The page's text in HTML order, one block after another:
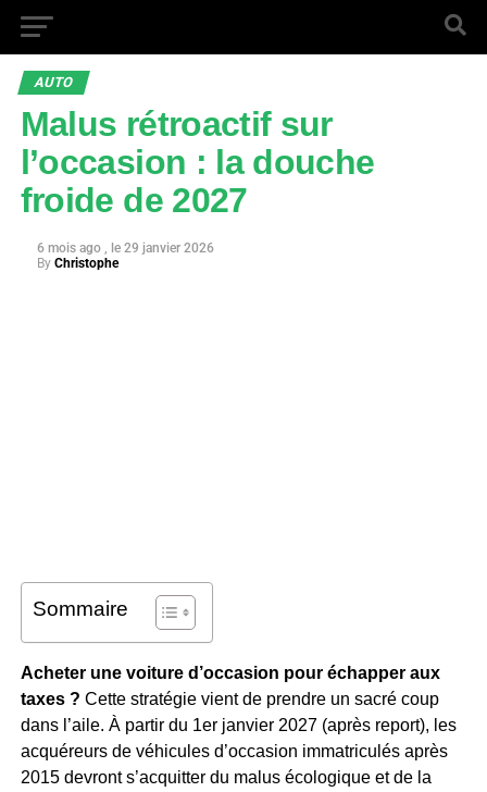
AUTO
Malus rétroactif sur
l’occasion : la douche
froide de 2027
6 mois ago
29 janvier 2026
By Christophe
Sommaire
Acheter une voiture d’occasion pour échapper aux
taxes ? Cette stratégie vient de prendre un sacré coup
dans l’aile. À partir du 1er janvier 2027 (après report), les
acquéreurs de véhicules d’occasion immatriculés après
2015 devront s’acquitter du malus écologique et de la